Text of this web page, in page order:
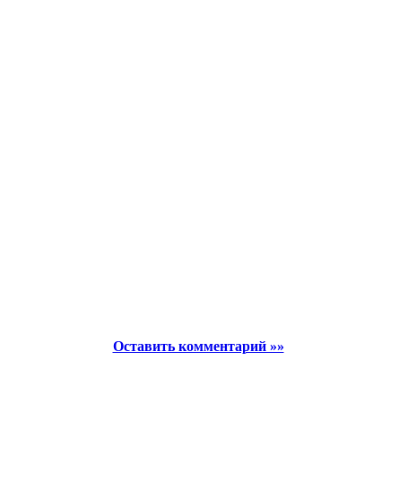
Оставить комментарий »»